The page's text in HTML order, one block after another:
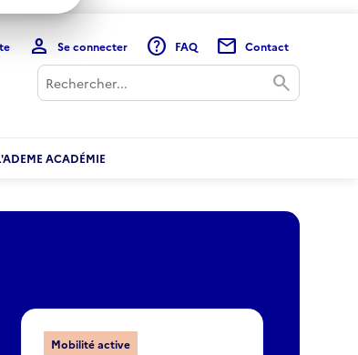
person Se connecter help FAQ mail Contact
search
Rechercher
ACADÉMIE
Mobilité active